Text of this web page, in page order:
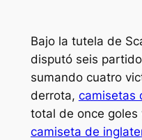
Bajo la tutela de
disputó seis
sumando cuatro
derrota, camisetas
total de once goles
camiseta de